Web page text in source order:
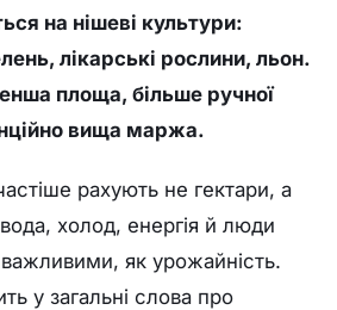
на нішеві культури:
лікарські рослини, льон.
площа, більше ручної
вища маржа.
рахують не гектари, а
холод, енергія й люди
як урожайність.
у загальні слова про